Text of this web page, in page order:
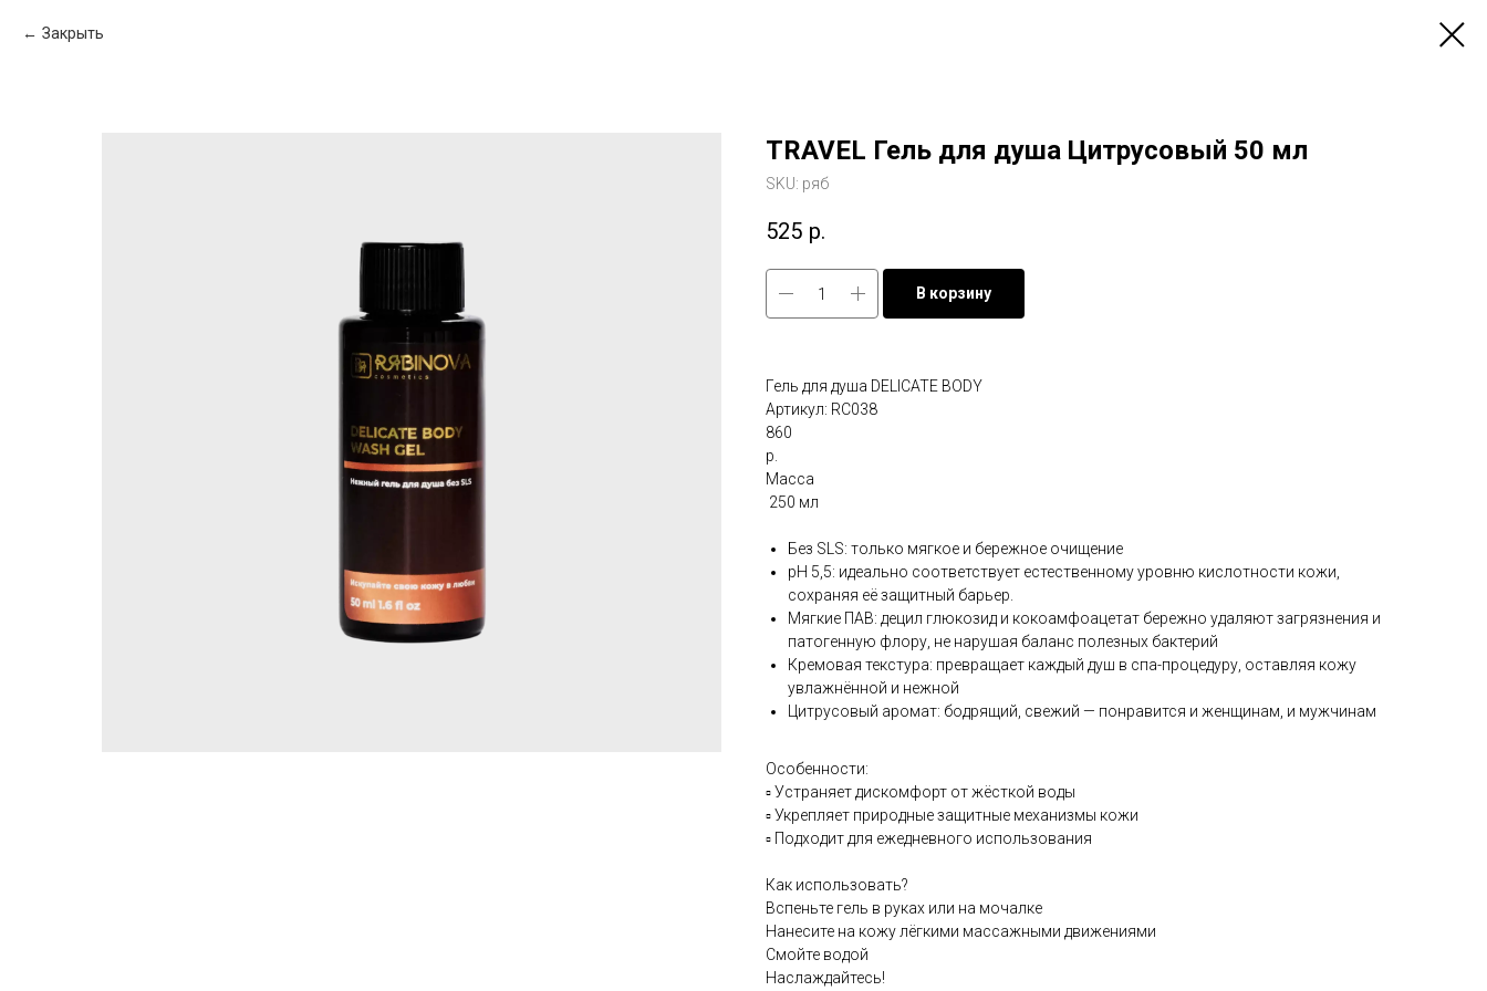
Закрыть
TRAVEL Гель для душа Цитрусовый 50 мл
SKU: ряб
525 р.
В корзину
Гель для душа DELICATE BODY
Артикул: RC038
860
р.
Масса
250 мл
Без SLS: только мягкое и бережное очищение
pH 5,5: идеально соответствует естественному уровню кислотности кожи,
сохраняя её защитный барьер.
Мягкие ПАВ: децил глюкозид и кокоамфоацетат бережно удаляют загрязнения и
патогенную флору, не нарушая баланс полезных бактерий
Кремовая текстура: превращает каждый душ в спа-процедуру, оставляя кожу
увлажнённой и нежной
Цитрусовый аромат: бодрящий, свежий — понравится и женщинам, и мужчинам
Особенности:
▫️ Устраняет дискомфорт от жёсткой воды
▫️ Укрепляет природные защитные механизмы кожи
▫️ Подходит для ежедневного использования
Как использовать?
Вспеньте гель в руках или на мочалке
Нанесите на кожу лёгкими массажными движениями
Смойте водой
Наслаждайтесь!